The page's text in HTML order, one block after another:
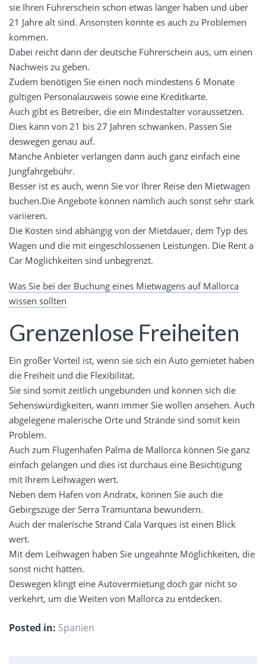
sie Ihren Führerschein schon etwas länger haben und über
21 Jahre alt sind. Ansonsten könnte es auch zu Problemen
kommen.
Dabei reicht dann der deutsche Führerschein aus, um einen
Nachweis zu geben.
Zudem benötigen Sie einen noch mindestens 6 Monate
gültigen Personalausweis sowie eine Kreditkarte.
Auch gibt es Betreiber, die ein Mindestalter voraussetzen.
Dies kann von 21 bis 27 Jahren schwanken. Passen Sie
deswegen genau auf.
Manche Anbieter verlangen dann auch ganz einfach eine
Jungfahrgebühr.
Besser ist es auch, wenn Sie vor Ihrer Reise den Mietwagen
buchen.Die Angebote können nämlich auch sonst sehr stark
variieren.
Die Kosten sind abhängig von der Mietdauer, dem Typ des
Wagen und die mit eingeschlossenen Leistungen. Die Rent a
Car Möglichkeiten sind unbegrenzt.
Was Sie bei der Buchung eines Mietwagens auf Mallorca
wissen sollten
Grenzenlose Freiheiten
Ein großer Vorteil ist, wenn sie sich ein Auto gemietet haben
die Freiheit und die Flexibilität.
Sie sind somit zeitlich ungebunden und können sich die
Sehenswürdigkeiten, wann immer Sie wollen ansehen. Auch
abgelegene malerische Orte und Strände sind somit kein
Problem.
Auch zum Flugenhafen Palma de Mallorca können Sie ganz
einfach gelangen und dies ist durchaus eine Besichtigung
mit Ihrem Leihwagen wert.
Neben dem Hafen von Andratx, können Sie auch die
Gebirgszüge der Serra Tramuntana bewundern.
Auch der malerische Strand Cala Varques ist einen Blick
wert.
Mit dem Leihwagen haben Sie ungeahnte Möglichkeiten, die
sonst nicht hätten.
Deswegen klingt eine Autovermietung doch gar nicht so
verkehrt, um die Weiten von Mallorca zu entdecken.
Posted in: Spanien